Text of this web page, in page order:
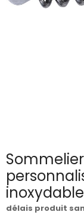
Sommelier
délais produit